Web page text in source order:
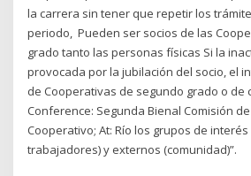
la carrera sin tener que repetir los
periodo, Pueden ser socios de las
grado tanto las personas físicas Si la
provocada por la jubilación del socio, el
de Cooperativas de segundo grado o de
Conference: Segunda Bienal Comisión
Cooperativo; At: Río los grupos de
trabajadores) y externos (comunidad)”.